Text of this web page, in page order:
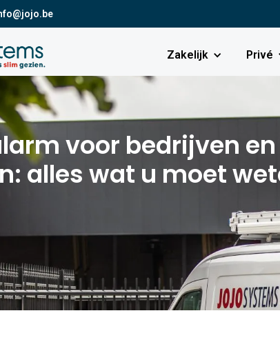
Zakelijk Privé
voor bedrijven en
alles wat u moet